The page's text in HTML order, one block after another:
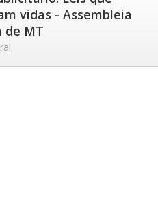
vidas - Assembleia
de MT